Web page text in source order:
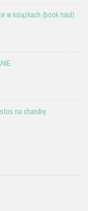
w książkach (book haul)
na chandrę